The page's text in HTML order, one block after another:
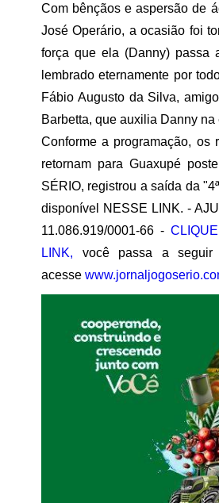
Com bênçãos e aspersão de
José Operário, a ocasião foi
força que ela (Danny) passa
lembrado eternamente por
Fábio Augusto da Silva,
Barbetta, que auxilia Danny
Conforme a programação, os
retornam para Guaxupé
SÉRIO, registrou a saída da
disponível NESSE LINK. -
11.086.919/0001-66 -
LINK, você passa a seguir
acesse